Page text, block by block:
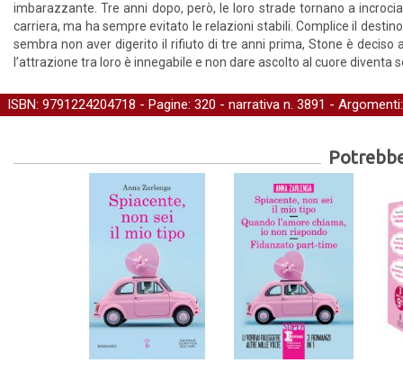
imbarazzante. Tre anni dopo, però, le loro strade tornano a
carriera, ma ha sempre evitato le relazioni stabili. Complice il
sembra non aver digerito il rifiuto di tre anni prima, Stone è
l’attrazione tra loro è innegabile e non dare ascolto al cuore diventa
ISBN: 9791224204718 - Pagine: 320 - narrativa n. 3891 -